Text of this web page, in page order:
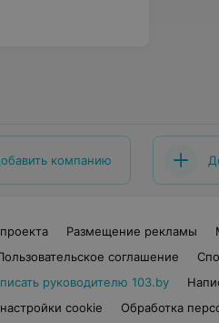
компанию
Размещение рекламы
соглашение
руководителю 103.by
cookie
Обработка